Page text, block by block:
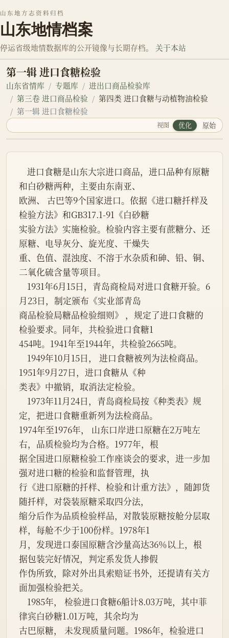
山东地方志资料归档
山东地情档案
停运省级地情数据库的公开镜像与长期存档。 关于本站
第一辑 进口食糖检验
山东省情库 专题库
进出口商品检验库
第三卷 进口商品检验
第四类 进口食糖与动植物油检验
第一辑 进口食糖检验
视图 优化 原始
和白砂糖两种，主要由东南亚、
欧洲、 古巴等9个国家进口。依据《进口糖扦样及
检验方法》和GB317.1-91《白砂糖
实验方法》实施检验。检验内容主要有蔗糖分、还
原糖、电导灰分、旋光度、干燥失
重、色值、混浊度、不溶于水杂质和砷、铅、铜、
二氧化硫含量等项目。
月23日，制定颁布《实业部青岛
商品检验局糖品检验细则》 ，规定了进口食糖的
检验要求。同年，共检验进口食糖1
454吨。1941年至1944年，共检验2665吨。
1951年9月27日，进口食糖从《种
类表》中撤销，取消法定检验。
定，把进口食糖重新列为法检商品。
1974年至1976年， 山东口岸进口原糖在2万吨左
右，品质检验均为合格。1977年，根
据全国进口原糖检验工作座谈会的要求，进一步加
强对进口糖的检验和监督管理，执
行《进口原糖的扦样、检验和计重方法》，随卸货
随扦样，对袋装原糖采取四分法，
缩分后作为品质检验样品，对散装原糖按舱分层取
样，每舱不少于100份样。1978年1
月，发现进口泰国原糖含沙量高达36％以上，根
据包装完好情况，判定系发货人掺假
作伪所致，除对外出具索赔证书外，还提请有关方
面加强检验把关。
律宾白砂糖1.01万吨，其余均为
古巴原糖， 未发现质量问题。1986年，检验进口